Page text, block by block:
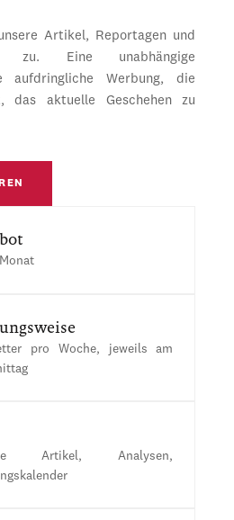
Artikel, Reportagen und
zu. Eine unabhängige
aufdringliche Werbung, die
das aktuelle Geschehen zu
pro Woche, jeweils am
Artikel, Analysen,